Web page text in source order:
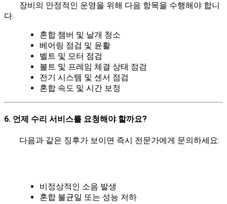
장비의 안정적인 운영을 위해 다음 항목을 수행해야 합니
다:
혼합 챔버 및 날개 청소
베어링 점검 및 윤활
벨트 및 모터 점검
볼트 및 프레임 체결 상태 점검
전기 시스템 및 센서 점검
혼합 속도 및 시간 보정
6. 언제 수리 서비스를 요청해야 할까요?
다음과 같은 징후가 보이면 즉시 전문가에게 문의하세요:
비정상적인 소음 발생
혼합 불균일 또는 성능 저하